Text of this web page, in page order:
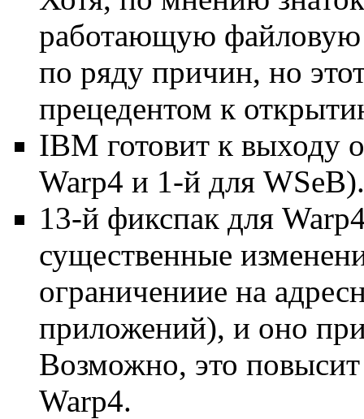
работающую файловую
по ряду причин, но
прецедентом к
IBM готовит к выходу
Warp4 и 1-й для WSeB).
13-й фикспак для
существенные
ограничениие на
приложений), и оно
Возможно, это
Warp4.